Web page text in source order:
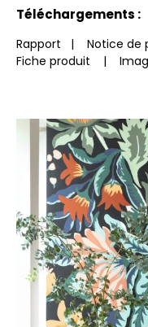
Téléchargements :
Rapport | Notice de
Fiche produit
|